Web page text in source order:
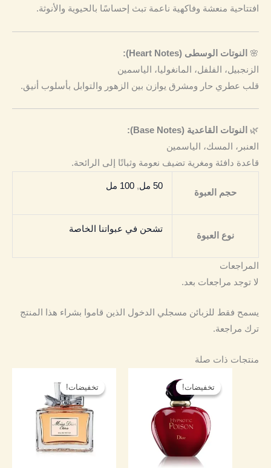
افتتاحية منعشة وفاكهية ناعمة تبث إحساسًا بالحيوية والأنوثة.
🌸
النوتات الوسطى (Heart Notes):
الزنجبيل، الفلفل، المانغوليا، الياسمين
قلب عطري حار ومشرق يوازن بين الزهور والتوابل بأسلوب أنيق.
🌿
النوتات القاعدية (Base Notes):
العنبر، المسك، الياسمين
قاعدة دافئة ومغرية تضيف نعومة وثباتًا إلى الرائحة.
حجم العبوة
50 مل , 100 مل
نوع العبوة
تشحن في عبواتنا الخاصة
المراجعات
لا توجد مراجعات بعد.
يسمح فقط للزبائن مسجلي الدخول الذين قاموا بشراء هذا المنتج
ترك مراجعة.
منتجات ذات صلة
تخفيضات!
تخفيضات!
السعر:
من
خلال
⁦ر.س 75⁩
العديد
من
الأشكال
المختلفة
لهذا
تخفيضات!
تخفيضات!
السعر:
من
خلال
⁦ر.س 75⁩
العديد
من
الأشكال
المختلفة